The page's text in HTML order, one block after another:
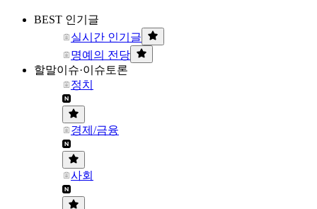
BEST 인기글
실시간 인기글
명예의 전당
할말이슈·이슈토론
정치
경제/금융
사회